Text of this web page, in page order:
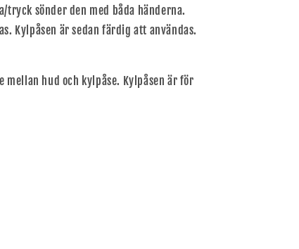
tryck sönder den med båda händerna.
Kylpåsen är sedan färdig att användas.
mellan hud och kylpåse. Kylpåsen är för